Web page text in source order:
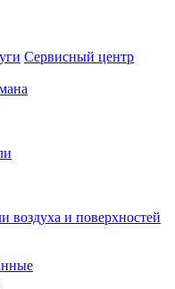
Сервисный центр
воздуха и поверхностей